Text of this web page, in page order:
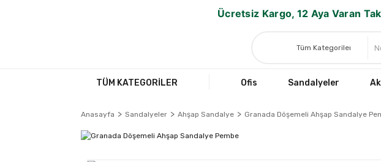
Ücretsiz Kargo, 12 Aya Varan
TÜM KATEGORİLER Ofis Sandalyeler
Anasayfa Sandalyeler Ahşap Sandalye Granada Döşemeli Ahşap Sandalye